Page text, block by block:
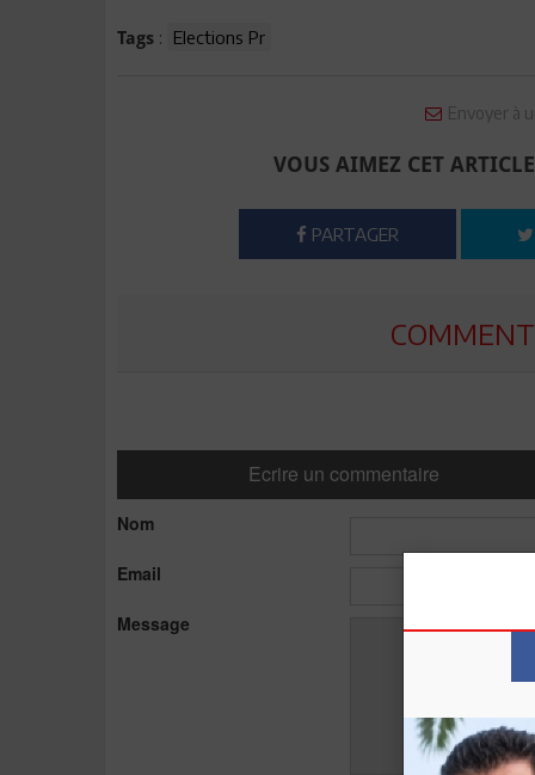
Tags : Elections Pr
Envoyer à
VOUS AIMEZ CET
PARTAGER
Ecrire un commentaire
Nom
Email
Message